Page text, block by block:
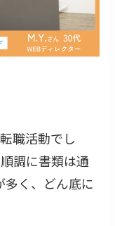
職活動でし
調に書類は通
く、どん底に